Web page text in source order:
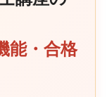
能・合格